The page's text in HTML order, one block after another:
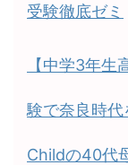
受験徹底ゼミ
【中学3年
験で奈良時
Childの40代